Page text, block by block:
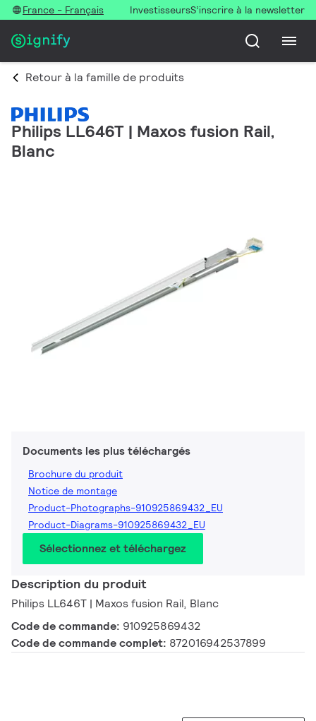
France - Français InvestisseursS’inscrire à la newsletter
Retour à la famille de produits
Philips LL646T | Maxos fusion Rail,
Blanc
Documents les plus téléchargés
Brochure du produit
Notice de montage
Product-Photographs-910925869432_EU
Product-Diagrams-910925869432_EU
Sélectionnez et téléchargez
Description du produit
Philips LL646T | Maxos fusion Rail, Blanc
Code de commande: 910925869432
Code de commande complet: 872016942537899